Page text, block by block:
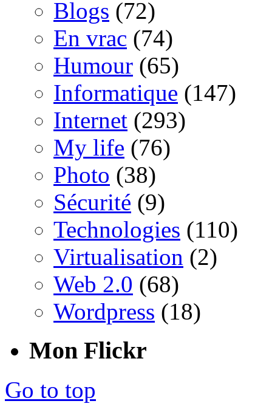
Blogs (72)
En vrac (74)
Humour (65)
Informatique (147)
Internet (293)
My life (76)
Photo (38)
Sécurité (9)
Technologies (110)
Virtualisation (2)
Web 2.0 (68)
Wordpress (18)
Mon Flickr
Go to top